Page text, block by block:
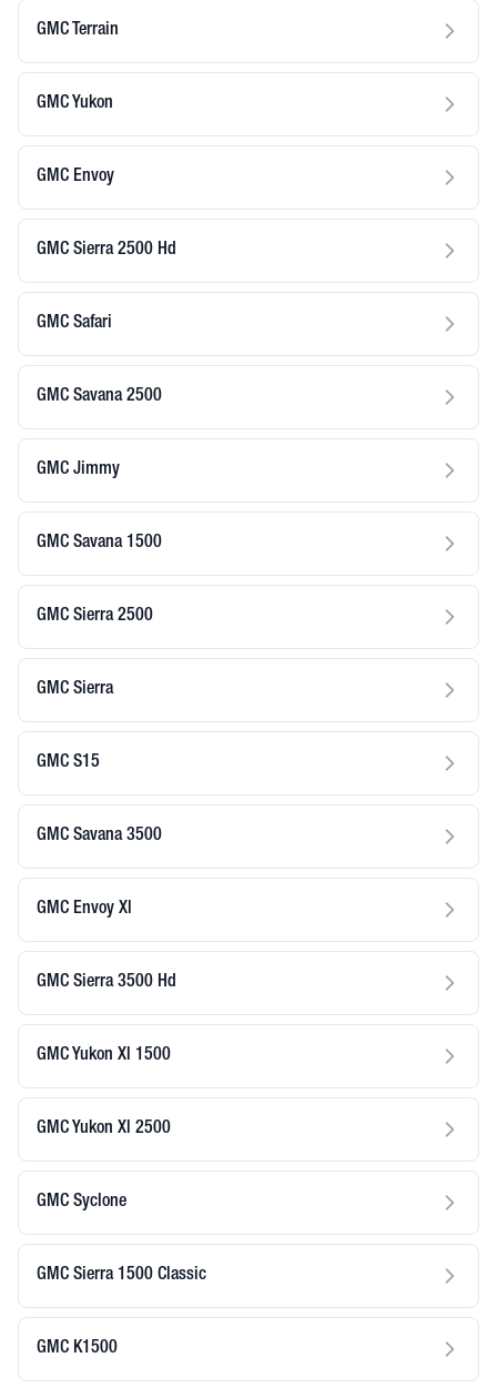
GMC Terrain
GMC Yukon
GMC Envoy
GMC Sierra 2500 Hd
GMC Safari
GMC Savana 2500
GMC Jimmy
GMC Savana 1500
GMC Sierra 2500
GMC Sierra
GMC S15
GMC Savana 3500
GMC Envoy Xl
GMC Sierra 3500 Hd
GMC Yukon Xl 1500
GMC Yukon Xl 2500
GMC Syclone
GMC Sierra 1500 Classic
GMC K1500